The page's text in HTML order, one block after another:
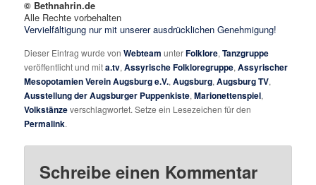
© Bethnahrin.de
Alle Rechte vorbehalten
Vervielfältigung nur mit unserer ausdrücklichen Genehmigung!
Dieser Eintrag wurde vonWebteam unterFolklore,Tanzgruppe
veröffentlicht und mita.tv,Assyrische Folkloregruppe,Assyrischer
Mesopotamien Verein Augsburg e.V.,Augsburg,Augsburg TV,
Ausstellung der Augsburger Puppenkiste,Marionettenspiel,
Volkstänzeverschlagwortet. Setze ein Lesezeichen für den
Permalink.
Schreibe einen Kommentar